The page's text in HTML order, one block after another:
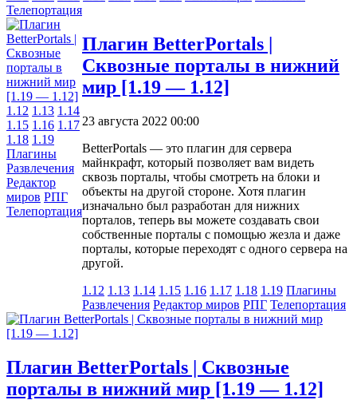
Телепортация
1.12 1.13 1.14
1.15 1.16 1.17
1.18 1.19
Плагины
Развлечения
Редактор
миров РПГ
Телепортация
Плагин BetterPortals |
Сквозные порталы в нижний
мир [1.19 — 1.12]
23 августа 2022 00:00
BetterPortals — это плагин для сервера
майнкрафт, который позволяет вам видеть
сквозь порталы, чтобы смотреть на блоки и
объекты на другой стороне. Хотя плагин
изначально был разработан для нижних
порталов, теперь вы можете создавать свои
собственные порталы с помощью жезла и даже
порталы, которые переходят с одного сервера на
другой.
1.12 1.13 1.14 1.15 1.16 1.17 1.18 1.19 Плагины
Развлечения Редактор миров РПГ Телепортация
Плагин BetterPortals | Сквозные
порталы в нижний мир [1.19 — 1.12]